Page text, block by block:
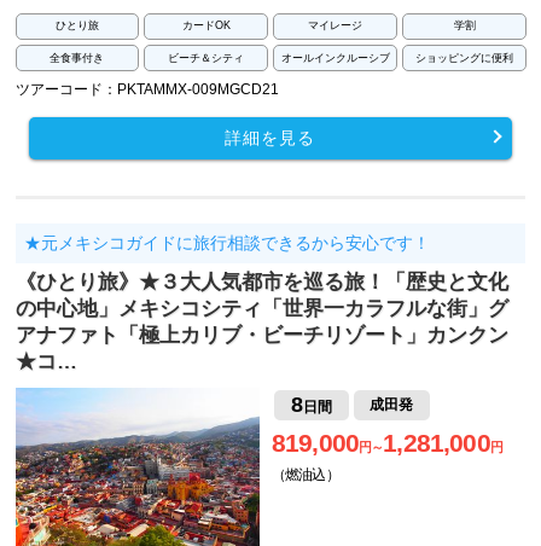
ひとり旅 カードOK マイレージ 学割
全食事付き ビーチ＆シティ オールインクルーシブ ショッピングに便利
ツアーコード：PKTAMMX-009MGCD21
詳細を見る
★元メキシコガイドに旅行相談できるから安心です！
《ひとり旅》★３大人気都市を巡る旅！「歴史と文化
の中心地」メキシコシティ「世界一カラフルな街」グ
アナファト「極上カリブ・ビーチリゾート」カンクン
★コ…
8日間 成田発
819,000円～1,281,000円
（燃油込）